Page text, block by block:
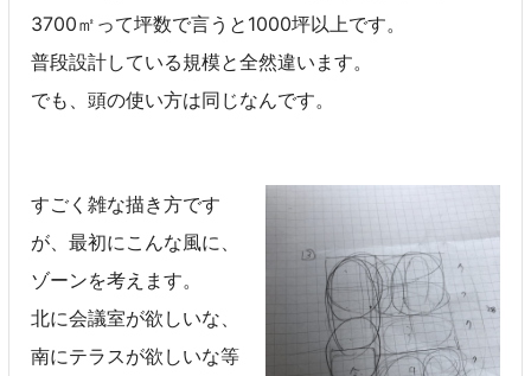
3700㎡って坪数で言うと1000坪以上です。
普段設計している規模と全然違います。
でも、頭の使い方は同じなんです。
すごく雑な描き方です
が、最初にこんな風に、
ゾーンを考えます。
北に会議室が欲しいな、
南にテラスが欲しいな等